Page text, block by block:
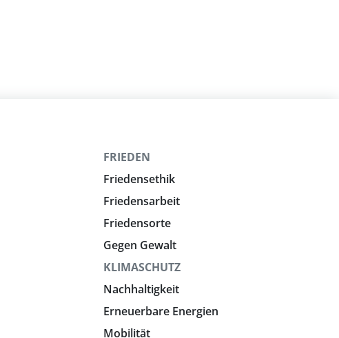
FRIEDEN
Friedensethik
Friedensarbeit
Friedensorte
Gegen Gewalt
KLIMASCHUTZ
Nachhaltigkeit
Erneuerbare Energien
Mobilität